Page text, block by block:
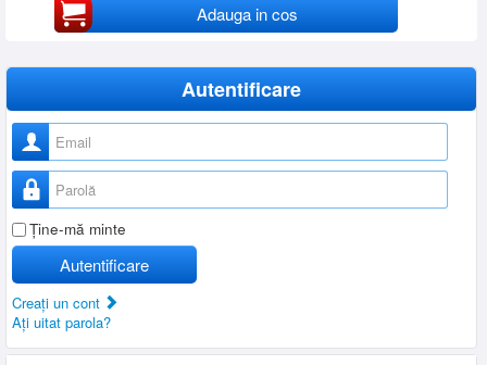
Adauga in cos
Autentificare
Nume utilizator
Parolă
Ţine-mă minte
Autentificare
Creaţi un cont
Aţi uitat parola?